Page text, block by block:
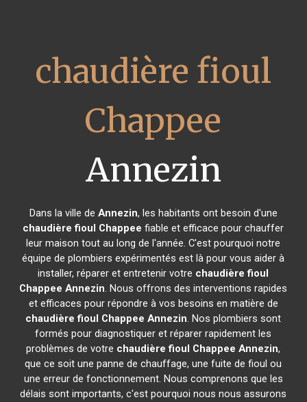
chaudière fioul
Chappee
Annezin
Dans la ville de Annezin, les habitants ont besoin d'une
chaudière fioul Chappee fiable et efficace pour chauffer
leur maison tout au long de l'année. C'est pourquoi notre
équipe de plombiers expérimentés est là pour vous aider à
installer, réparer et entretenir votre chaudière fioul
Chappee Annezin. Nous offrons des interventions rapides
et efficaces pour répondre à vos besoins en matière de
chaudière fioul Chappee Annezin. Nos plombiers sont
formés pour diagnostiquer et réparer rapidement les
problèmes de votre chaudière fioul Chappee Annezin,
que ce soit une panne de chauffage, une fuite de fioul ou
une erreur de fonctionnement. Nous comprenons que les
délais sont importants, c'est pourquoi nous nous assurons